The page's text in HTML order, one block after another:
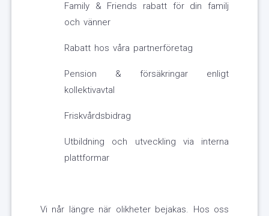
Family & Friends rabatt för din familj
och vänner
Rabatt hos våra partnerföretag
Pension & försäkringar enligt
kollektivavtal
Friskvårdsbidrag
Utbildning och utveckling via interna
plattformar
Vi når längre när olikheter bejakas. Hos oss